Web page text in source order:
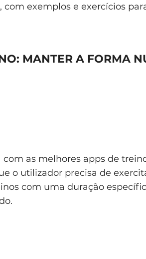
exemplos e exercícios
MANTER A FORMA
as melhores apps de
o utilizador precisa de
com uma duração